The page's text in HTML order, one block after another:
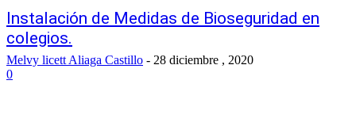
Instalación de Medidas de Bioseguridad en
colegios.
Melvy licett Aliaga Castillo - 28 diciembre , 2020
0